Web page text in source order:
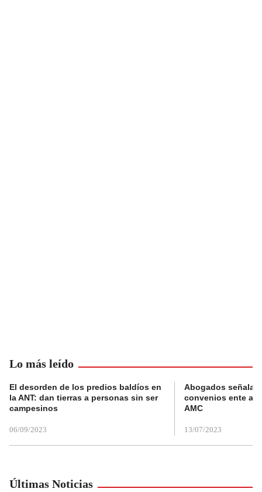
Lo más leído
El desorden de los predios baldíos en
la ANT: dan tierras a personas sin ser
campesinos
06/09/2023
Abogados
convenios ente
AMC
13/07/2023
Últimas Noticias